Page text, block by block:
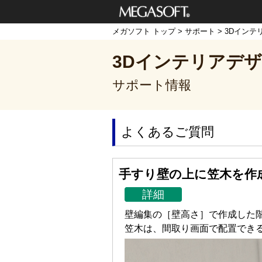
メガソフト株式
メガソフト トップ> サポート > 3Dインテ
3Dインテリアデ
サポート情報
よくあるご質問
手すり壁の上に笠木を作
詳細
壁編集の［壁高さ］で作成した
笠木は、間取り画面で配置でき